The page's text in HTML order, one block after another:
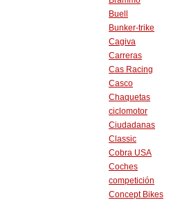
Buell
Bunker-trike
Cagiva
Carreras
Cas Racing
Casco
Chaquetas
ciclomotor
Ciudadanas
Classic
Cobra USA
Coches
competición
Concept Bikes